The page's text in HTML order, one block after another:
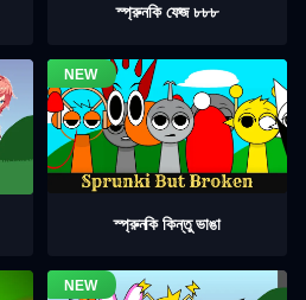
স্প্রুনকি ফেজ ৮৮৮
স্প্রুনকি কিন্তু ভাঙা